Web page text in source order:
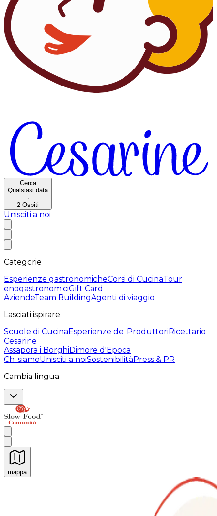
Cerca
Qualsiasi data
·
2 Ospiti
Unisciti a noi
Categorie
Esperienze gastronomicheCorsi di CucinaTour
enogastronomiciGift Card
AziendeTeam BuildingAgenti di viaggio
Lasciati ispirare
Scuole di CucinaEsperienze dei ProduttoriRicettario
Cesarine
Assapora i BorghiDimore d'Epoca
Chi siamoUnisciti a noiSostenibilitàPress & PR
Cambia lingua
mappa
Esperienze culinarie indimenticabili: Esperienze